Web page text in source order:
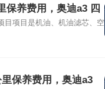
保养费用，奥迪a3 四
目项目是机油、机油滤芯、空
保养费用，奥迪a3